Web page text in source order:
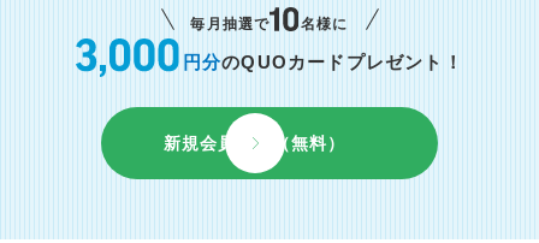
毎月抽選で 名様に
円分のQUOカードプレゼント！
新規会員登録（無料）